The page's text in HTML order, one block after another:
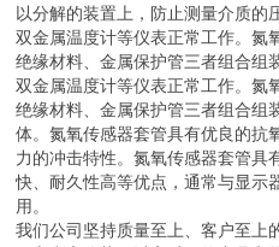
以分解的装置上，防止测量介质的
双金属温度计等仪表正常工作。氮
绝缘材料、金属保护管三者组合组
双金属温度计等仪表正常工作。氮
绝缘材料、金属保护管三者组合组
体。氮氧传感器套管具有优良的抗
力的冲击特性。氮氧传感器套管具
快、耐久性高等优点，通常与显示
用。
我们公司坚持质量至上、客户至上